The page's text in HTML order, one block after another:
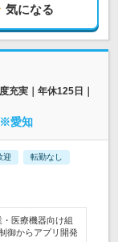
気になる
充実｜年休125日｜
※愛知
迎 転勤なし
医療機器向け組
御からアプリ開発